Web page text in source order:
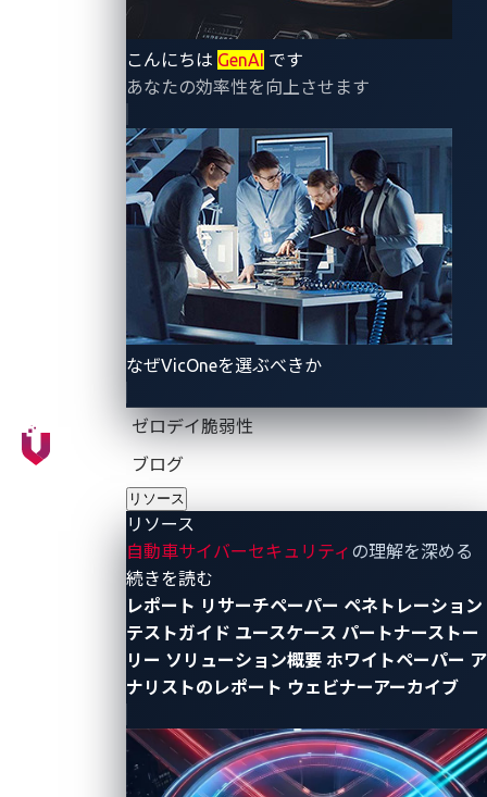
こんにちは GenAI です
あなたの効率性を向上させます
なぜVicOneを選ぶべきか
ゼロデイ脆弱性
ブログ
リソース
リソース
自動車サイバーセキュリティ の理解を深める
続きを読む
レポート リサーチペーパー ペネトレーション
テストガイド ユースケース パートナーストー
リー ソリューション概要 ホワイトペーパー ア
ナリストのレポート ウェビナーアーカイブ
VicOne独自のゼロデイ脆弱性検知と文
脈化された攻撃経路のソリューションが
AWS Marketplaceで利用可能に
～AWS MarketplaceとVicOneとの協業により、自動車業
界はゼロデイの脆弱性とサイバー攻撃に対してサプライ
チェーンをより効率的かつシンプルに保護～
2024年6月18日
VicOne
自動車向けサイバーセキュリティの
VicOne、国内の一般市民を対象とした
「自動車サイバーセキュリティ意識調
査」の結果を発表
トレンドマイクロ株式会社（東京都新宿区、代表取締役
社長 (CEO) エバ・チェン）の子会社で、自動車向けサイ
バーセキュリティ分野のリーディングカンパニーである
VicOne（ヴィックワン、東京都新宿区、最高経営責任者
（CEO）マックス・チェン）は、VicOne広報事務局が主
2024年6月11日